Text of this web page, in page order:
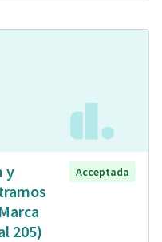
y
205)
Acceptada